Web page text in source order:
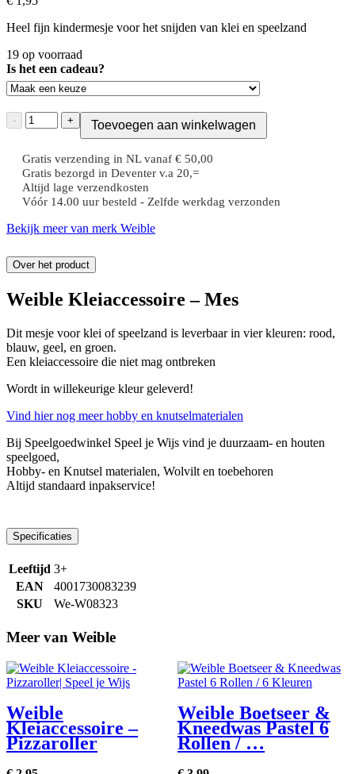
Heel fijn kindermesje voor het snijden van klei en speelzand
19 op voorraad
Is het een cadeau?
-
Weible
Kleiaccessoire
Mes
aantal
+ Toevoegen aan winkelwagen
Gratis verzending in NL vanaf € 50,00
Gratis bezorgd in Deventer v.a 20,=
Altijd lage verzendkosten
Vóór 14.00 uur besteld - Zelfde werkdag verzonden
Bekijk meer van merk Weible
Over het product
Weible Kleiaccessoire – Mes
Dit mesje voor klei of speelzand is leverbaar in vier kleuren: rood,
blauw, geel, en groen.
Een kleiaccessoire die niet mag ontbreken
Wordt in willekeurige kleur geleverd!
Vind hier nog meer hobby en knutselmaterialen
Bij Speelgoedwinkel Speel je Wijs vind je duurzaam- en houten
speelgoed,
Hobby- en Knutsel materialen, Wolvilt en toebehoren
Altijd standaard inpakservice!
Specificaties
Leeftijd 3+
EAN
4001730083239
SKU
We-W08323
Meer van Weible
Weible
Kleiaccessoire –
Pizzaroller
Weible Boetseer &
Kneedwas Pastel 6
Rollen / …